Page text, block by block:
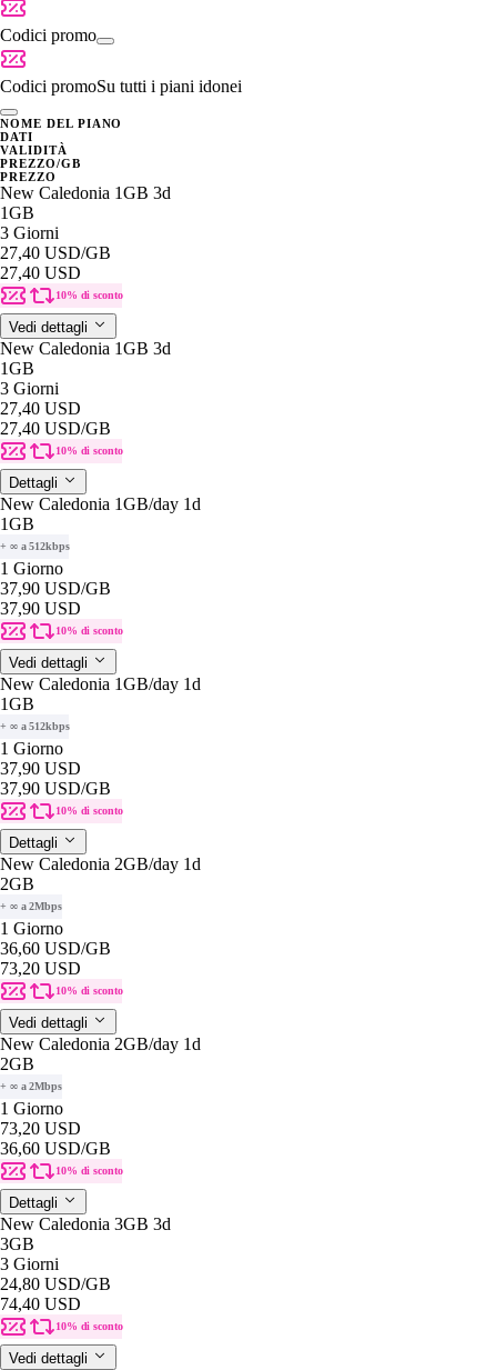
Codici promo
Codici promoSu tutti i piani idonei
NOME DEL PIANO
DATI
VALIDITÀ
PREZZO/GB
PREZZO
New Caledonia 1GB 3d
1GB
3 Giorni
27,40 USD/GB
27,40 USD
10% di sconto
Vedi dettagli
New Caledonia 1GB 3d
1GB
3 Giorni
27,40 USD
27,40 USD/GB
10% di sconto
Dettagli
New Caledonia 1GB/day 1d
1GB
+ ∞ a 512kbps
1 Giorno
37,90 USD/GB
37,90 USD
10% di sconto
Vedi dettagli
New Caledonia 1GB/day 1d
1GB
+ ∞ a 512kbps
1 Giorno
37,90 USD
37,90 USD/GB
10% di sconto
Dettagli
New Caledonia 2GB/day 1d
2GB
+ ∞ a 2Mbps
1 Giorno
36,60 USD/GB
73,20 USD
10% di sconto
Vedi dettagli
New Caledonia 2GB/day 1d
2GB
+ ∞ a 2Mbps
1 Giorno
73,20 USD
36,60 USD/GB
10% di sconto
Dettagli
New Caledonia 3GB 3d
3GB
3 Giorni
24,80 USD/GB
74,40 USD
10% di sconto
Vedi dettagli